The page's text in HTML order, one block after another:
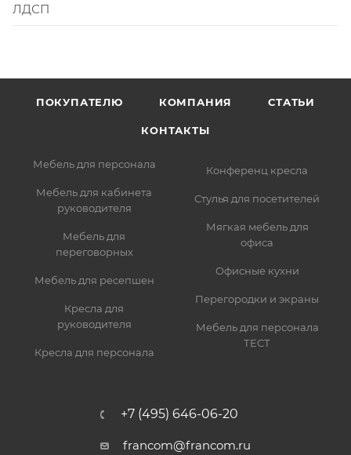
ЛДСП
ПОКУПАТЕЛЮ КОМПАНИЯ СТАТЬИ
КОНТАКТЫ
Мебель для персонала
Мебель для кабинета
руководителя
Мебель для
переговорных
Мебель для ресепшен
Кресла для
руководителя
Кресла для персонала
Конференц кресла
Стулья для посетителей
Мягкая мебель для
офиса
Офисные кухни
Перегородки и экраны
Мебель для персонала
ТЕСТ
+7 (495) 646-06-20
francom@francom.ru